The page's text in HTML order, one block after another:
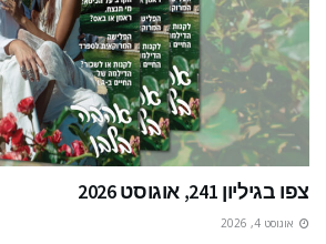
צפו בגיליון 241, אוגוסט 2026
אוגוסט 4, 2026